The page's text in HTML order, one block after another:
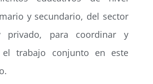
y secundario, del sector
privado, para coordinar y
el trabajo conjunto en este